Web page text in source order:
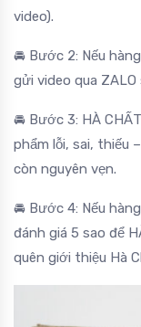
video).
🚘 Bước 2: Nếu
gửi video qua ZALO
🚘 Bước 3: HÀ
phẩm lỗi, sai, thiếu
còn nguyên vẹn.
🚘 Bước 4: Nếu
đánh giá 5 sao để
quên giới thiệu Hà